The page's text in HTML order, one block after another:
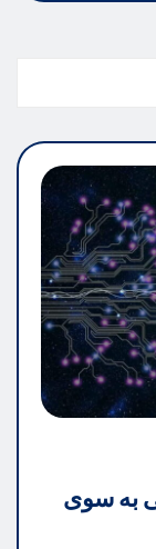
به سوی